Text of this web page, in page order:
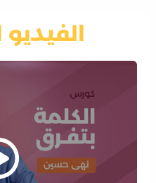
الفيديو